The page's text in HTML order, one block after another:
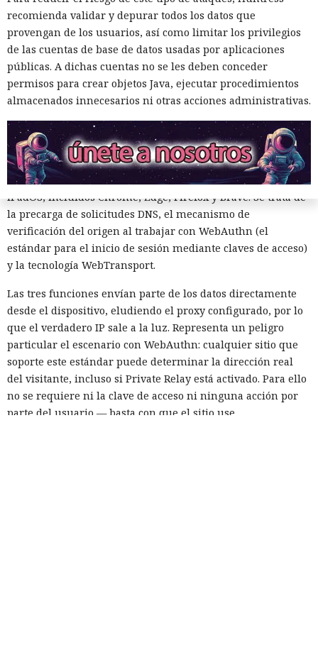
recomienda validar y depurar todos los datos que
provengan de los usuarios, así como limitar los privilegios
de las cuentas de base de datos usadas por aplicaciones
públicas. A dichas cuentas no se les deben conceder
permisos para crear objetos Java, ejecutar procedimientos
almacenados innecesarios ni otras acciones administrativas.
Apple iCloud Private Relay. El servicio está disponible para
suscriptores de iCloud+ y enmascara la dirección del
dispositivo, haciendo pasar el tráfico de Safari por dos nodos
independientes de forma sucesiva, de modo que ninguno
de ellos, incluida Apple, pueda a la vez conocer tanto la
fuente de la solicitud como los sitios visitados.
El problema descubrieron
especialistas Talal Haj Bakry y
Tommy Mysk. Según ellos, la causa radica en tres funciones
del motor de navegador WebKit, en el que se ejecuta Safari,
así como en todos los navegadores de terceros para iOS y
iPadOS, incluidos Chrome, Edge, Firefox y Brave. Se trata de
la precarga de solicitudes DNS, el mecanismo de
verificación del origen al trabajar con WebAuthn (el
estándar para el inicio de sesión mediante claves de acceso)
y la tecnología WebTransport.
Las tres funciones envían parte de los datos directamente
desde el dispositivo, eludiendo el proxy configurado, por lo
que el verdadero IP sale a la luz. Representa un peligro
particular el escenario con WebAuthn: cualquier sitio que
soporte este estándar puede determinar la dirección real
del visitante, incluso si Private Relay está activado. Para ello
no se requiere ni la clave de acceso ni ninguna acción por
parte del usuario — basta con que el sitio use